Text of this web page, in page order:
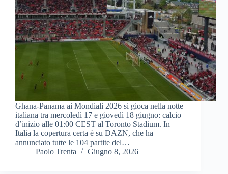
Ghana-Panama ai Mondiali 2026 si gioca nella notte
italiana tra mercoledì 17 e giovedì 18 giugno: calcio
d’inizio alle 01:00 CEST al Toronto Stadium. In
Italia la copertura certa è su DAZN, che ha
annunciato tutte le 104 partite del…
Paolo Trenta
Giugno 8, 2026